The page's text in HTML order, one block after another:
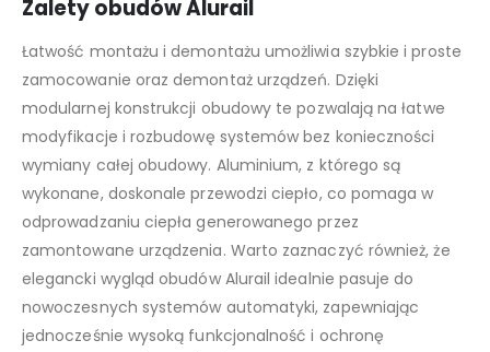
Zalety obudów Alurail
Łatwość montażu i demontażu umożliwia szybkie i proste
zamocowanie oraz demontaż urządzeń. Dzięki
modularnej konstrukcji obudowy te pozwalają na łatwe
modyfikacje i rozbudowę systemów bez konieczności
wymiany całej obudowy. Aluminium, z którego są
wykonane, doskonale przewodzi ciepło, co pomaga w
odprowadzaniu ciepła generowanego przez
zamontowane urządzenia. Warto zaznaczyć również, że
elegancki wygląd obudów Alurail idealnie pasuje do
nowoczesnych systemów automatyki, zapewniając
jednocześnie wysoką funkcjonalność i ochronę